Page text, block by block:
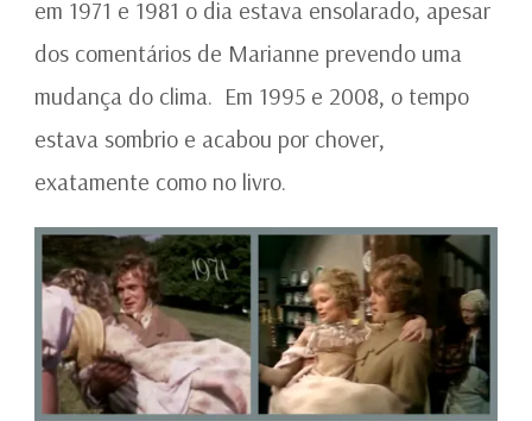
em 1971 e 1981 o dia estava ensolarado, apesar
dos comentários de Marianne prevendo uma
mudança do clima. Em 1995 e 2008, o tempo
estava sombrio e acabou por chover,
exatamente como no livro.